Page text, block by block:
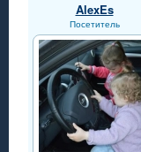
AlexEs
Посетитель